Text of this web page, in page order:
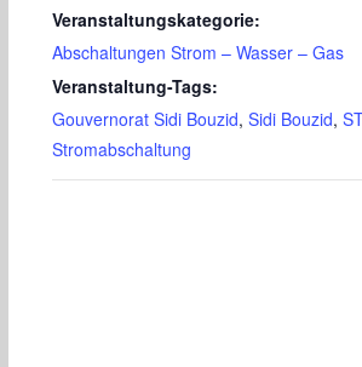
Veranstaltungskategorie:
Abschaltungen Strom – Wasser – Gas
Veranstaltung-Tags:
Gouvernorat Sidi Bouzid, Sidi Bouzid,
Stromabschaltung